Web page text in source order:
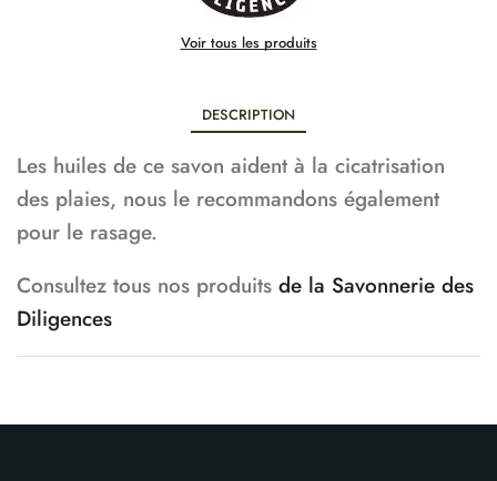
Voir tous les produits
DESCRIPTION
Les huiles de ce savon aident à la cicatrisation
des plaies, nous le recommandons également
pour le rasage.
Consultez tous nos produits de la Savonnerie des
Diligences